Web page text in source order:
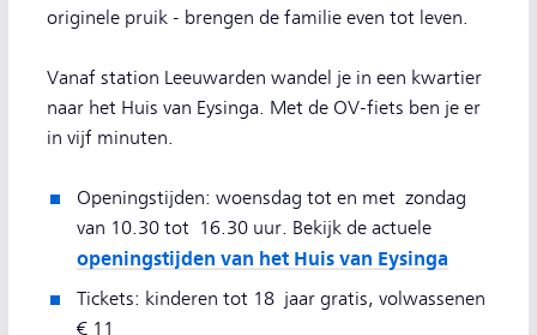
originele pruik - brengen de familie even tot leven.
Vanaf station Leeuwarden wandel je in een kwartier
naar het Huis van Eysinga. Met de OV-fiets ben je er
in vijf minuten.
Openingstijden: woensdag tot en met zondag
van 10.30 tot 16.30 uur. Bekijk de actuele
openingstijden van het Huis van Eysinga
Tickets: kinderen tot 18 jaar gratis, volwassenen
€ 11